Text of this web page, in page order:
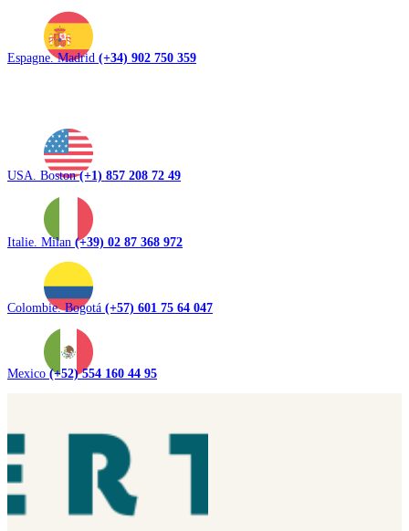
Espagne. Madrid (+34) 902 750 359
USA. Boston(+1) 857 208 72 49
Italie. Milan (+39) 02 87 368 972
Colombie. Bogotá (+57) 601 75 64 047
Mexico (+52) 554 160 44 95